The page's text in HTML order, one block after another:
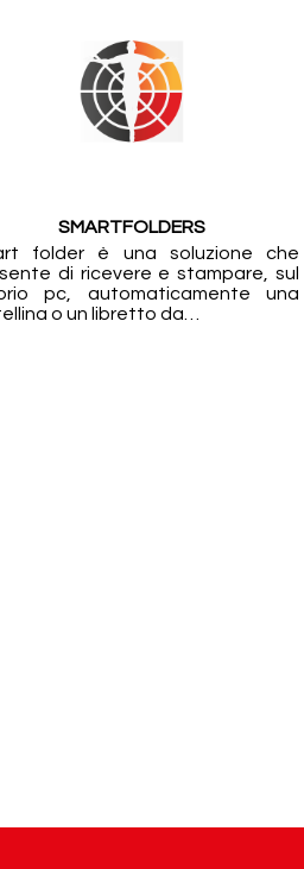
SMARTFOLDERS
folder è una soluzione che
di ricevere e stampare, sul
pc, automaticamente una
o un libretto da…